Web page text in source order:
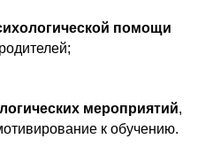
помощи
мероприятий,
к обучению.